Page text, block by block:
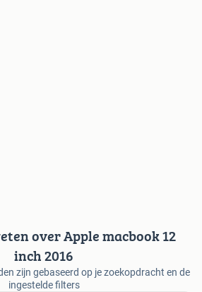
over Apple macbook 12
inch 2016
zijn gebaseerd op je zoekopdracht en de
ingestelde filters